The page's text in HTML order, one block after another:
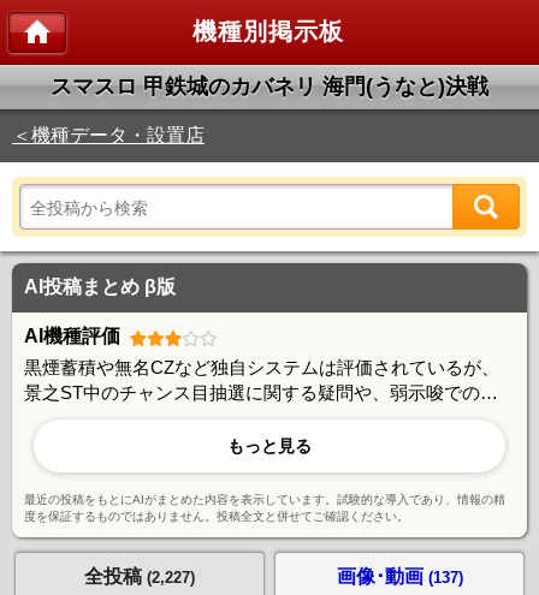
機種別掲示板
スマスロ 甲鉄城のカバネリ 海門(うなと)決戦
＜機種データ・設置店
AI投稿まとめ β版
AI機種評価
黒煙蓄積や無名CZなど独自システムは評価されているが、
景之ST中のチャンス目抽選に関する疑問や、弱示唆での追
いかけが困難な仕様に課題を感じる声もある。演出と実際の
抽選が一致しないケースも報告されており、改善の余地があ
るとの指摘が見られる。
もっと見る
最近の投稿をもとにAIがまとめた内容を表示しています。試験的な導入であり、情報の精
度を保証するものではありません。投稿全文と併せてご確認ください。
全投稿 (2,227) 画像･動画 (137)